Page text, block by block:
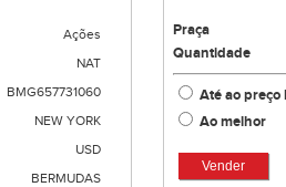
Ações
NAT
BMG657731060
NEW YORK
USD
BERMUDAS
Praça
Quantidade
Até ao
Ao melhor
Vender